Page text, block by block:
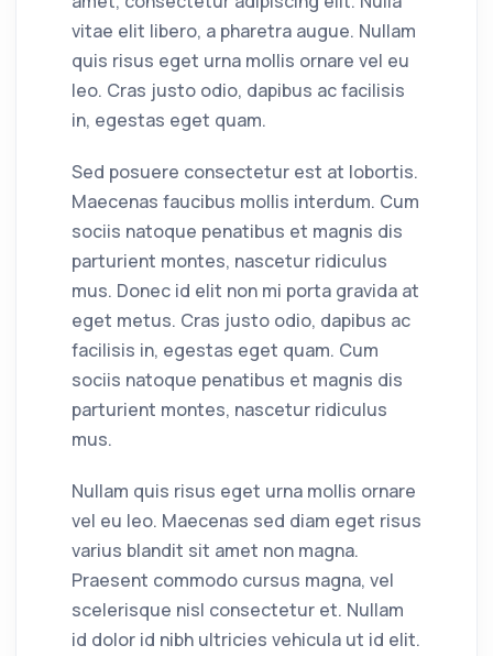
vitae elit libero, a pharetra augue. Nullam
quis risus eget urna mollis ornare vel eu
leo. Cras justo odio, dapibus ac facilisis
in, egestas eget quam.
Sed posuere consectetur est at lobortis.
Maecenas faucibus mollis interdum. Cum
sociis natoque penatibus et magnis dis
parturient montes, nascetur ridiculus
mus. Donec id elit non mi porta gravida at
eget metus. Cras justo odio, dapibus ac
facilisis in, egestas eget quam. Cum
sociis natoque penatibus et magnis dis
parturient montes, nascetur ridiculus
mus.
Nullam quis risus eget urna mollis ornare
vel eu leo. Maecenas sed diam eget risus
varius blandit sit amet non magna.
Praesent commodo cursus magna, vel
scelerisque nisl consectetur et. Nullam
id dolor id nibh ultricies vehicula ut id elit.